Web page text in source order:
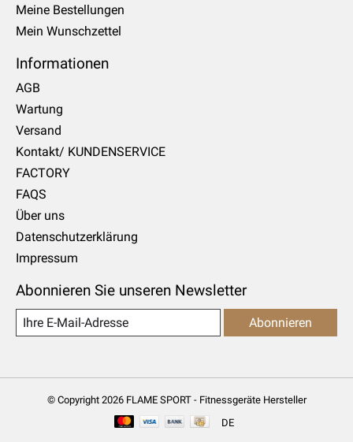
Meine Bestellungen
Mein Wunschzettel
Informationen
AGB
Wartung
Versand
Kontakt/ KUNDENSERVICE
FACTORY
FAQS
Über uns
Datenschutzerklärung
Impressum
Abonnieren Sie unseren Newsletter
Abonnieren
© Copyright 2026 FLAME SPORT - Fitnessgeräte Hersteller
DE